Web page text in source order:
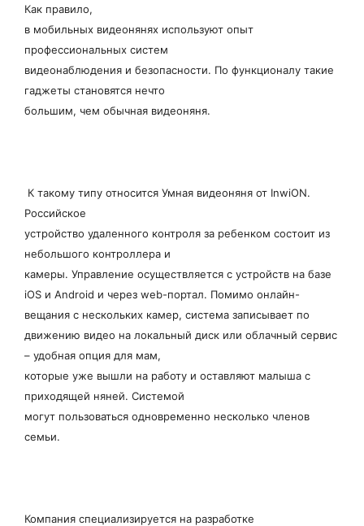
Как правило,
в мобильных видеонянях используют опыт
профессиональных систем
видеонаблюдения и безопасности. По функционалу такие
гаджеты становятся нечто
большим, чем обычная видеоняня.
К такому типу относится Умная видеоняня от InwiON.
Российское
устройство удаленного контроля за ребенком состоит из
небольшого контроллера и
камеры. Управление осуществляется с устройств на базе
iOS и Android и через web-портал. Помимо онлайн-
вещания с нескольких камер, система записывает по
движению видео на локальный диск или облачный сервис
– удобная опция для мам,
которые уже вышли на работу и оставляют малыша с
приходящей няней. Системой
могут пользоваться одновременно несколько членов
семьи.
Компания специализируется на разработке